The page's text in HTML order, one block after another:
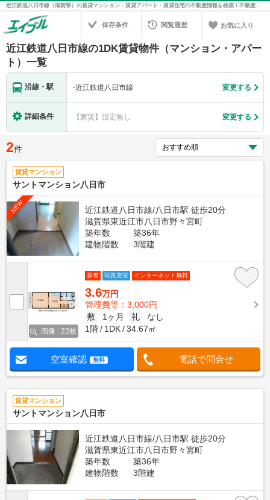
近江鉄道八日市線（滋賀県）の賃貸マンション・賃貸アパート・賃貸住宅の不動産情報を検索！不動産賃貸の物件探しは、お部屋探しのエイブル
保存条件 閲覧履歴 お気に入り
近江鉄道八日市線の1DK賃貸物件（マンション・アパー
ト）一覧
沿線・駅 -近江鉄道八日市線 変更する
詳細条件 【家賃】設定無し 変更する
2件
賃貸マンション
サントマンション八日市
NEW
近江鉄道八日市線/八日市駅 徒歩20分
滋賀県東近江市八日市野々宮町
築年数
築36年
建物階数
3階建
画像 : 22枚
新着 写真充実 インターネット無料
3.6万円
管理費等：3,000円
敷
1ヶ月 礼
なし
1階
1DK 34.67㎡
空室確認 無料 電話で問合せ
賃貸マンション
サントマンション八日市
近江鉄道八日市線/八日市駅 徒歩20分
滋賀県東近江市八日市野々宮町
築年数
築36年
建物階数
3階建